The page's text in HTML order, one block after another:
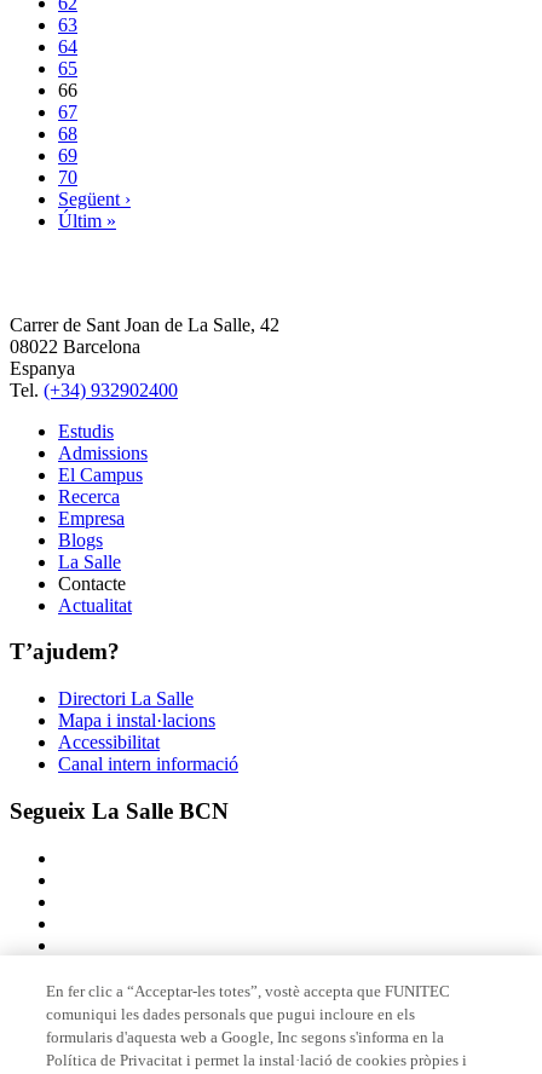
63
64
65
66
67
68
69
70
Següent ›
Últim »
Carrer de Sant Joan de La Salle, 42
08022 Barcelona
Espanya
Tel. (+34) 932902400
Estudis
Admissions
El Campus
Recerca
Empresa
Blogs
La Salle
Contacte
Actualitat
T’ajudem?
Directori La Salle
Mapa i instal·lacions
Accessibilitat
Canal intern informació
Segueix La Salle BCN
Membre de
En fer clic a “Acceptar-les totes”, vostè accepta que FUNITEC
comuniqui les dades personals que pugui incloure en els
formularis d'aquesta web a Google, Inc segons s'informa en la
Política de Privacitat i permet la instal·lació de cookies pròpies i